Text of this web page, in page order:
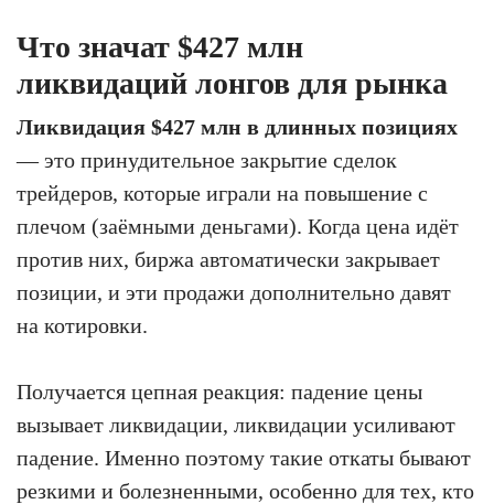
Что значат $427 млн
ликвидаций лонгов для рынка
Ликвидация $427 млн в длинных позициях
— это принудительное закрытие сделок
трейдеров, которые играли на повышение с
плечом (заёмными деньгами). Когда цена идёт
против них, биржа автоматически закрывает
позиции, и эти продажи дополнительно давят
на котировки.
Получается цепная реакция: падение цены
вызывает ликвидации, ликвидации усиливают
падение. Именно поэтому такие откаты бывают
резкими и болезненными, особенно для тех, кто